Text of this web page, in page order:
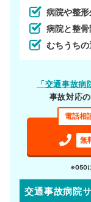
病院や整
病院と整
むちうち
「交通事故
事故対応
電話相
無
※050
交通事故病院